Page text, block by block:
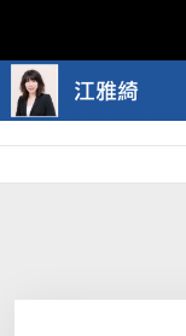
Skip
to
content